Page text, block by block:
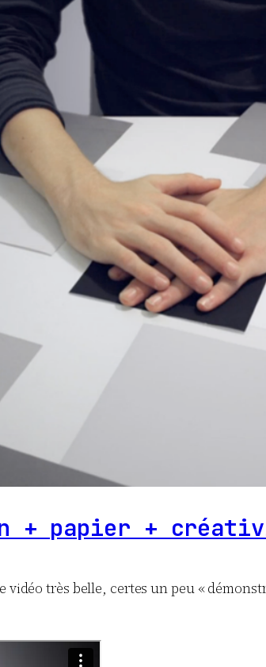
+ papier +
vidéo très belle, certes un peu «